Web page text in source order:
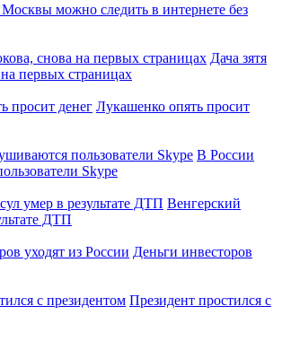
можно следить в интернете без
Дача зятя
первых страницах
Лукашенко опять просит
В России
Skype
Венгерский
ДТП
Деньги инвесторов
Президент простился с